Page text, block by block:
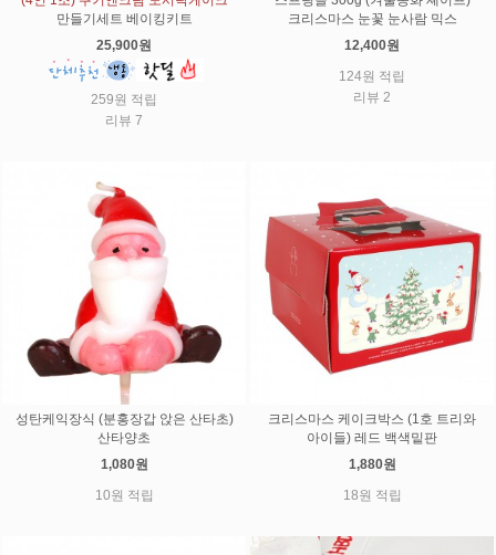
만들기세트 베이킹키트
25,900원
259원 적립
리뷰 7
크리스마스 눈꽃 눈사람 믹스
12,400원
124원 적립
리뷰 2
성탄케익장식 (분홍장갑 앉은 산타초)
산타양초
1,080원
10원 적립
크리스마스 케이크박스 (1호 트리와
아이들) 레드 백색밑판
1,880원
18원 적립